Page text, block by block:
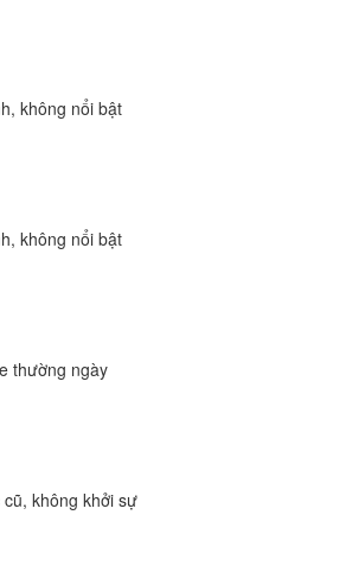
không nổi bật
không nổi bật
thường ngày
không khởi sự